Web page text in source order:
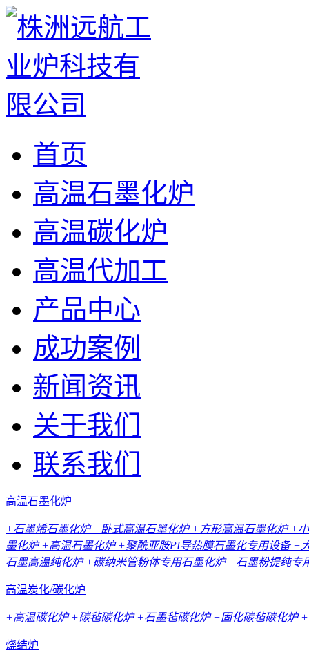
首页
高温石墨化炉
高温碳化炉
高温代加工
产品中心
成功案例
新闻资讯
关于我们
联系我们
高温石墨化炉
+石墨烯石墨化炉+卧式高温石墨化炉+方形高温石墨化炉+
墨化炉+高温石墨化炉+聚酰亚胺PI导热膜石墨化专用设备 +
石墨高温纯化炉+碳纳米管粉体专用石墨化炉+石墨粉提纯专
高温炭化/碳化炉
+高温碳化炉+碳毡碳化炉+石墨毡碳化炉+固化碳毡碳化炉
烧结炉